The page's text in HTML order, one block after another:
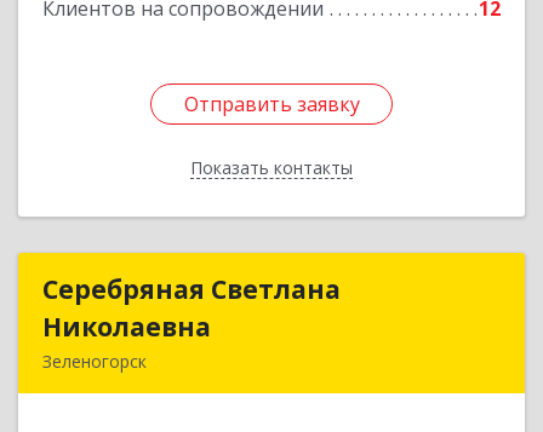
Клиентов на сопровождении 12
Отправить заявку
Показать контакты
Отправить заявку
Назад
Серебряная Светлана
Николаевна
Зеленогорск
Серебряная Светлана